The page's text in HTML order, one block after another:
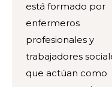
está formado por
enfermeros
profesionales y
trabajadores
que actúan como